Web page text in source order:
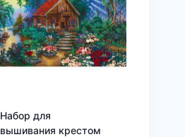
Набор для
вышивания крестом